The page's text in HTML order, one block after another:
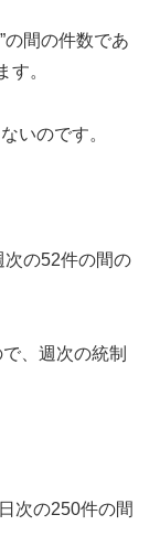
の間の件数であ
す。
いのです。
の52件の間の
、週次の統制
次の250件の間